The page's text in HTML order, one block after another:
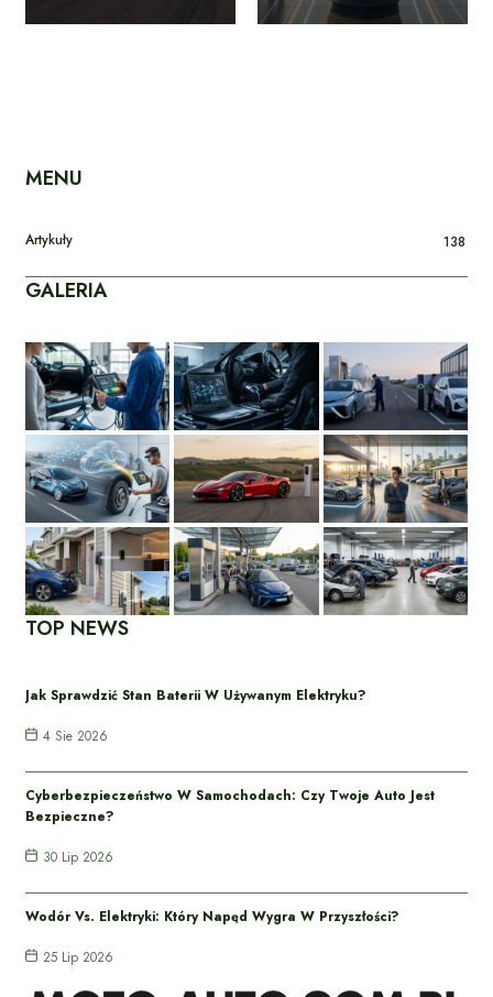
MENU
Artykuły 138
GALERIA
TOP NEWS
Jak Sprawdzić Stan Baterii W Używanym Elektryku?
4 Sie 2026
Cyberbezpieczeństwo W Samochodach: Czy Twoje Auto Jest
Bezpieczne?
30 Lip 2026
Wodór Vs. Elektryki: Który Napęd Wygra W Przyszłości?
25 Lip 2026